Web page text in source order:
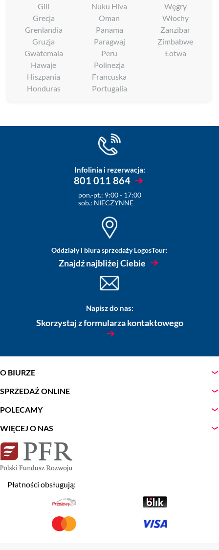
Gili
Grecja
Grenlandia
Gruzja
Gwatemala
Hawaje
Hiszpania
Honduras
Nuku Hiva
Oman
Panama
Paragwaj
Peru
Polinezja
Francuska
Portugalia
Węgry
Włochy
Zanzibar
Zimbabwe
Łotwa
Infolinia i rezerwacja:
801 011 864
pon.-pt.: 9:00 - 17:00
sob.: NIECZYNNE
Oddziały i biura sprzedaży LogosTour:
Znajdź najbliżej Ciebie
Napisz do nas:
Skorzystaj z formularza kontaktowego
O BIURZE
SPRZEDAŻ ONLINE
POLECAMY
WIĘCEJ O NAS
Płatności obsługują: